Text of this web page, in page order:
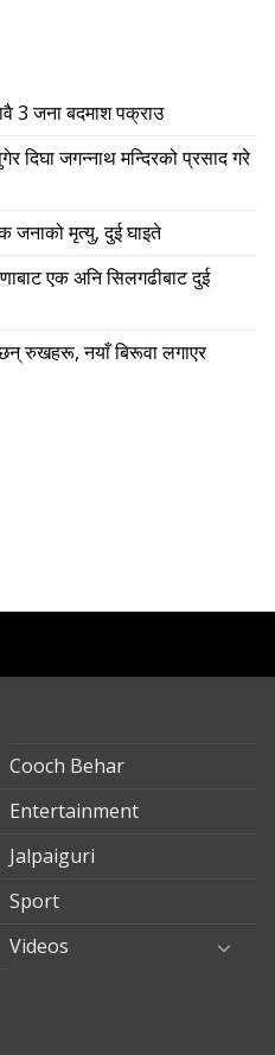
3 जना बदमाश पक्राउ
दिघा जगन्नाथ मन्दिरको प्रसाद गरे
जनाको मृत्यु, दुई घाइते
एक अनि सिलगढीबाट दुई
रुखहरू, नयाँ बिरूवा लगाएर
Cooch Behar
Entertainment
Jalpaiguri
Sport
Videos